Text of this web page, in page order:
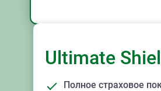
Ultimate
Полное страховое